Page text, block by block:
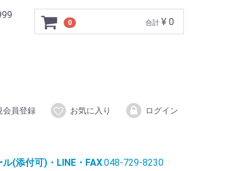
0 合計 ¥ 0
会員登録 お気に入り ログイン
(添付可)・LINE・FAX:048-729-8230